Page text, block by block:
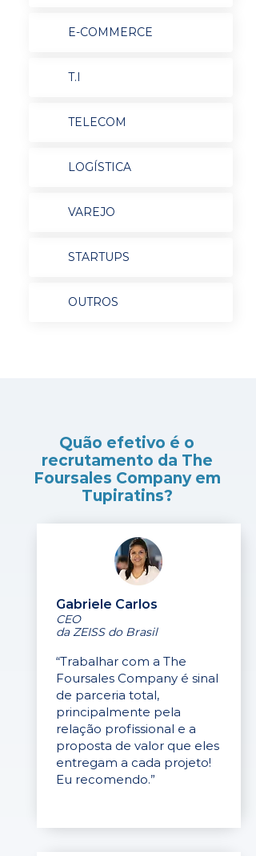
E-COMMERCE
T.I
TELECOM
LOGÍSTICA
VAREJO
STARTUPS
OUTROS
Quão efetivo é o
recrutamento da The
Foursales Company em
Tupiratins?
Gabriele Carlos
CEO
da ZEISS do Brasil
“Trabalhar com a The
Foursales Company é sinal
de parceria total,
principalmente pela
relação profissional e a
proposta de valor que eles
entregam a cada projeto!
Eu recomendo.”